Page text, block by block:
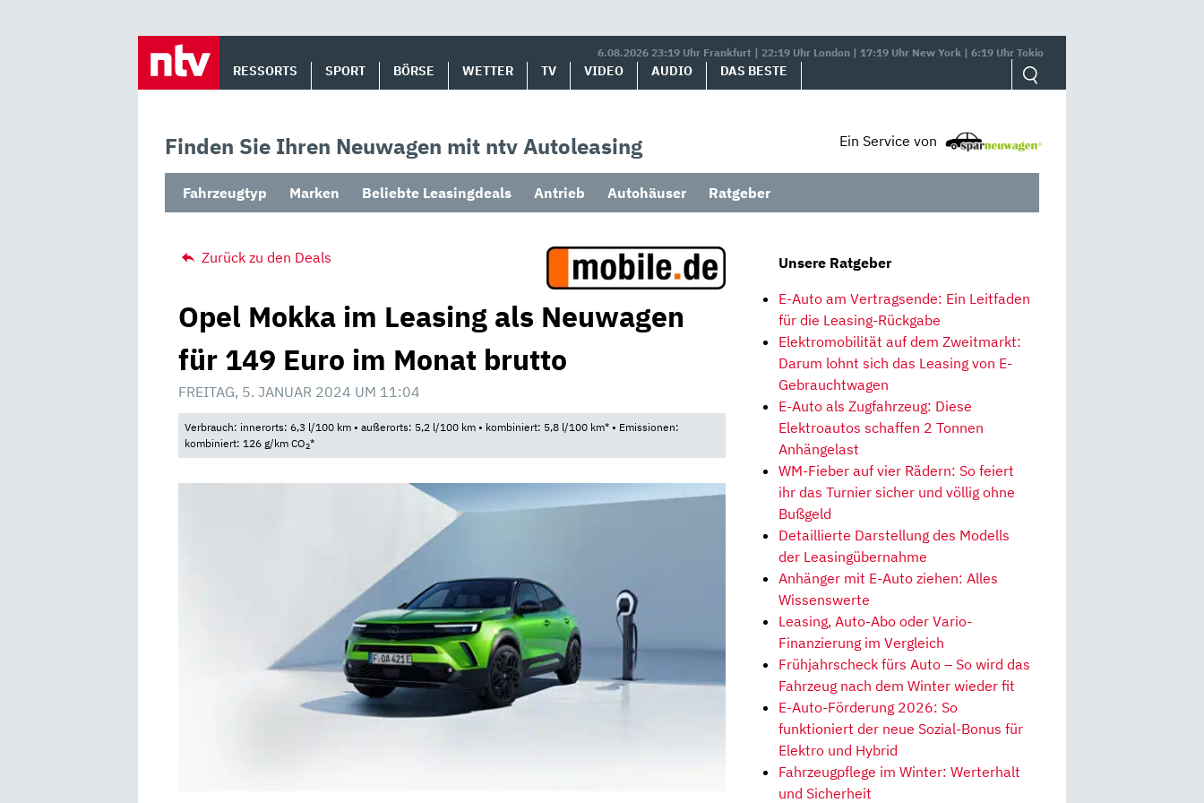
6.08.2026 23:19 Uhr Frankfurt | 22:19 Uhr London | 17:19 Uhr New York | 6:19 Uhr Tokio
RESSORTS SPORT BÖRSE WETTER TV VIDEO AUDIO DAS BESTE
Finden Sie Ihren Neuwagen mit ntv Autoleasing Ein Service von
Fahrzeugtyp Marken Beliebte Leasingdeals Antrieb Autohäuser Ratgeber
Zurück zu den Deals
Opel Mokka im Leasing als Neuwagen
für 149 Euro im Monat brutto
FREITAG, 5. JANUAR 2024 UM 11:04
Verbrauch: innerorts: 6,3 l/100 km • außerorts: 5,2 l/100 km • kombiniert: 5,8 l/100 km* • Emissionen:
kombiniert: 126 g/km CO2*
Unsere Ratgeber
E-Auto am Vertragsende: Ein Leitfaden
für die Leasing-Rückgabe
Elektromobilität auf dem Zweitmarkt:
Darum lohnt sich das Leasing von E-
Gebrauchtwagen
E-Auto als Zugfahrzeug: Diese
Elektroautos schaffen 2 Tonnen
Anhängelast
WM-Fieber auf vier Rädern: So feiert
ihr das Turnier sicher und völlig ohne
Bußgeld
Detaillierte Darstellung des Modells
der Leasingübernahme
Anhänger mit E-Auto ziehen: Alles
Wissenswerte
Leasing, Auto-Abo oder Vario-
Finanzierung im Vergleich
Frühjahrscheck fürs Auto – So wird das
Fahrzeug nach dem Winter wieder fit
E-Auto-Förderung 2026: So
funktioniert der neue Sozial-Bonus für
Elektro und Hybrid
Fahrzeugpflege im Winter: Werterhalt
und Sicherheit